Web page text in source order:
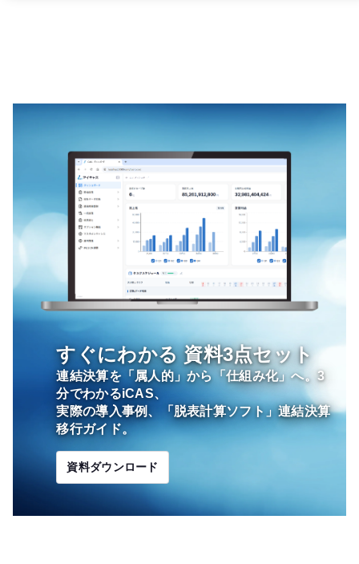
すぐにわかる資料3点セット
連結決算を「属人的」から「仕組み化」へ。3
分でわかるiCAS、
実際の導入事例、「脱表計算ソフト」連結決算
移行ガイド。
資料ダウンロード